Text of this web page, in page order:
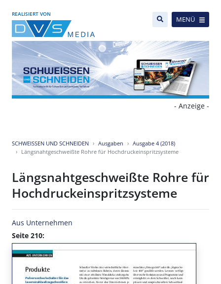
REALISIERT VON
MENÜ
- Anzeige -
SCHWEISSEN UND SCHNEIDEN Ausgaben
Ausgabe 4 (2018)
Längsnahtgeschweißte Rohre für Hochdruckeinspritzsysteme
Längsnahtgeschweißte Rohre für
Hochdruckeinspritzsysteme
Aus Unternehmen
Seite 210: